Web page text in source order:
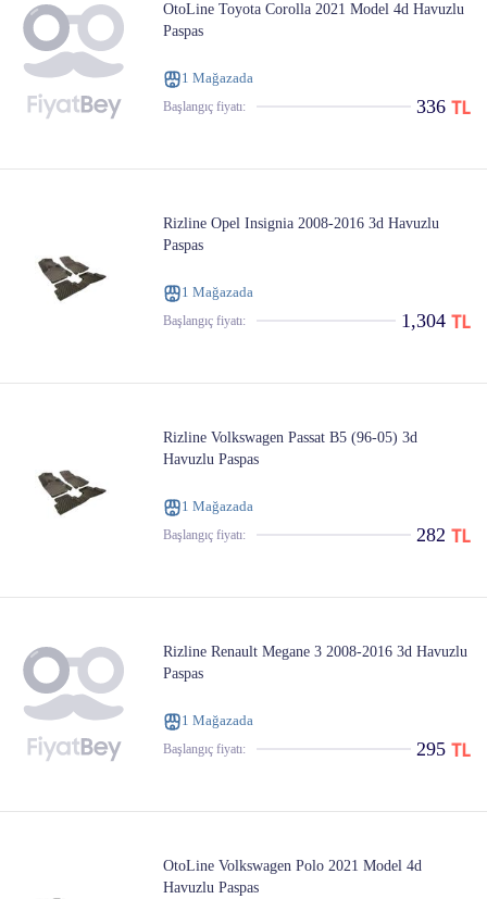
OtoLine Toyota Corolla 2021 Model 4d Havuzlu
Paspas
1 Mağazada
Başlangıç ​​fiyatı: 336
Rizline Opel Insignia 2008-2016 3d Havuzlu
Paspas
1 Mağazada
Başlangıç ​​fiyatı: 1,304
Rizline Volkswagen Passat B5 (96-05) 3d
Havuzlu Paspas
1 Mağazada
Başlangıç ​​fiyatı: 282
Rizline Renault Megane 3 2008-2016 3d Havuzlu
Paspas
1 Mağazada
Başlangıç ​​fiyatı: 295
OtoLine Volkswagen Polo 2021 Model 4d
Havuzlu Paspas